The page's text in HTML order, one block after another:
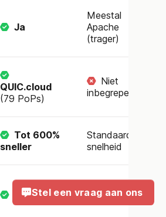
Stel een vraag aan ons
Ja
Meestal
Apache
(trager)
QUIC.cloud
(79 PoPs)
Niet
inbegrepen
Tot 600%
sneller
Standaard
snelheid
Ja Ja